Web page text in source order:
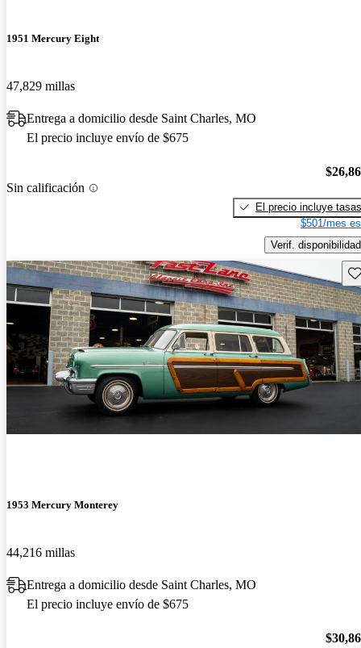
1951 Mercury Eight
47,829 millas
Entrega a domicilio desde Saint Charles, MO
El precio incluye envío de $675
Sin calificación
El precio incluye tasas
$501/mes
Verif. disponibilidad
1953 Mercury Monterey
44,216 millas
Entrega a domicilio desde Saint Charles, MO
El precio incluye envío de $675